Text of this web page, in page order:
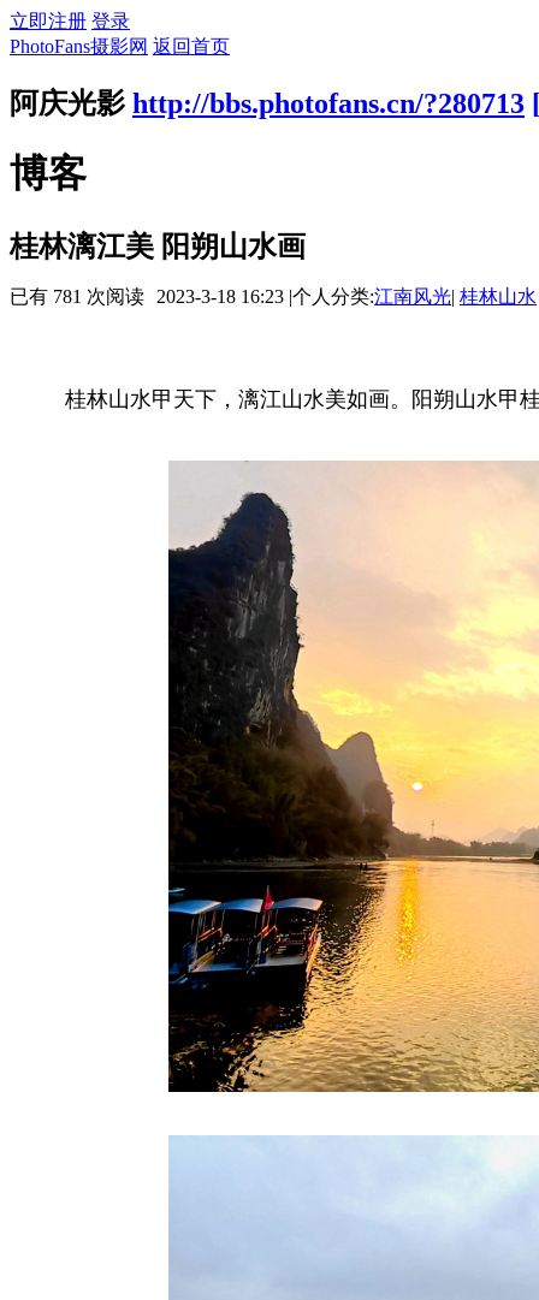
立即注册 登录
PhotoFans摄影网 返回首页
阿庆光影 http://bbs.photofans.cn/?280713
博客
桂林漓江美 阳朔山水画
已有 781 次阅读 2023-3-18 16:23 |个人分类:江南风光| 桂林山水
桂林山水甲天下，漓江山水美如画。阳朔山水甲